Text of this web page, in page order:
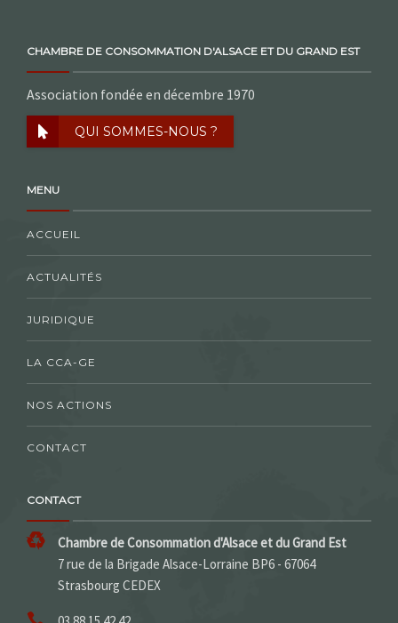
CHAMBRE DE CONSOMMATION D'ALSACE ET DU GRAND EST
Association fondée en décembre 1970
QUI SOMMES-NOUS ?
MENU
ACCUEIL
ACTUALITÉS
JURIDIQUE
LA CCA-GE
NOS ACTIONS
CONTACT
CONTACT
Chambre de Consommation d'Alsace et du Grand Est
7 rue de la Brigade Alsace-Lorraine BP6 - 67064
Strasbourg CEDEX